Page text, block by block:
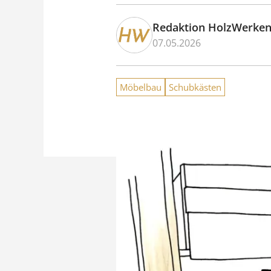
Redaktion HolzWerken
07.05.2026
Möbelbau Schubkästen